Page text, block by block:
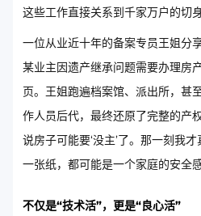
这些工作直接关系到千家万户的切身
一位从业近十年的备案专员王姐分
某业主因遗产继承问题需要办理房
页。王姐跑遍档案馆、派出所，甚
作人员后代，最终还原了完整的产
说房子可能要‘没主’了。那一刻我
一张纸，都可能是一个家庭的安全感
不仅是“技术活”，更是“良心活”